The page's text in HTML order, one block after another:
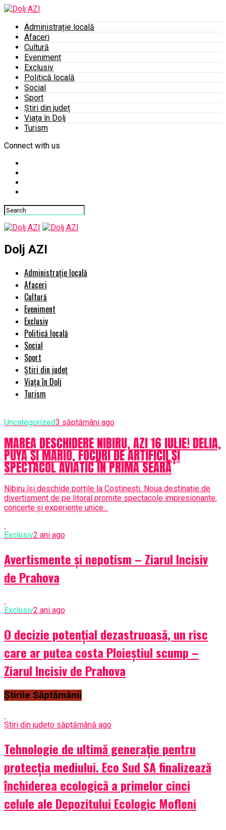
Administrație locală
Afaceri
Cultură
Eveniment
Exclusiv
Politică locală
Social
Sport
Știri din județ
Viața în Dolj
Turism
Connect with us
Dolj AZI
Administrație locală
Afaceri
Cultură
Eveniment
Exclusiv
Politică locală
Social
Sport
Știri din județ
Viața în Dolj
Turism
Uncategorized3 săptămâni ago
MAREA DESCHIDERE NIBIRU, AZI 16 IULIE! DELIA,
PUYA ȘI MARIO, FOCURI DE ARTIFICII ȘI
SPECTACOL AVIATIC ÎN PRIMA SEARĂ
Nibiru își deschide porțile la Costinești. Noua destinație de
divertisment de pe litoral promite spectacole impresionante,
concerte și experiențe unice...
Exclusiv2 ani ago
Avertismente și nepotism – Ziarul Incisiv
de Prahova
Exclusiv2 ani ago
O decizie potențial dezastruoasă, un risc
care ar putea costa Ploieștiul scump –
Ziarul Incisiv de Prahova
Știrile Săptămânii
Știri din județo săptămână ago
Tehnologie de ultimă generație pentru
protecția mediului. Eco Sud SA finalizează
închiderea ecologică a primelor cinci
celule ale Depozitului Ecologic Mofleni